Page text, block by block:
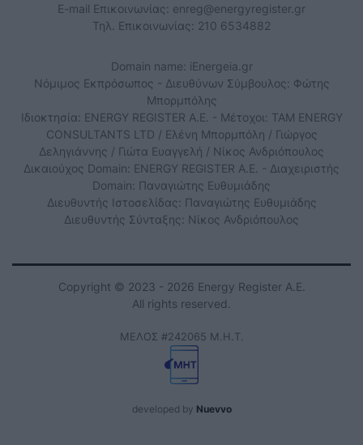
E-mail Επικοινωνίας: enreg@energyregister.gr
Τηλ. Επικοινωνίας: 210 6534882
Domain name: iEnergeia.gr
Νόμιμος Εκπρόσωπος - Διευθύνων Σύμβουλος: Φώτης
Μπορμπόλης
Ιδιοκτησία: ENERGY REGISTER Α.Ε. - Μέτοχοι: TAM ENERGY
CONSULTANTS LTD / Ελένη Μπορμπόλη / Γιώργος
Δεληγιάννης / Γιώτα Ευαγγελή / Νίκος Ανδριόπουλος
Δικαιούχος Domain: ENERGY REGISTER Α.Ε. - Διαχειριστής
Domain: Παναγιώτης Ευθυμιάδης
Διευθυντής Ιστοσελίδας: Παναγιώτης Ευθυμιάδης
Διευθυντής Σύνταξης: Νίκος Ανδριόπουλος
Copyright © 2023 - 2026 Energy Register Α.Ε.
All rights reserved.
ΜΕΛΟΣ #242065 Μ.Η.Τ.
developed by Nuevvo